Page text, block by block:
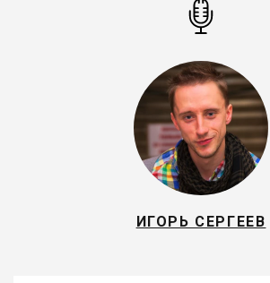
ИГОРЬ СЕРГЕЕВ